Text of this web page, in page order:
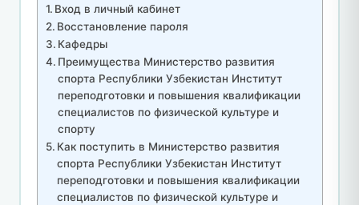
Вход в личный кабинет
Восстановление пароля
Кафедры
Преимущества Министерство развития
спорта Республики Узбекистан Институт
переподготовки и повышения квалификации
специалистов по физической культуре и
спорту
Как поступить в Министерство развития
спорта Республики Узбекистан Институт
переподготовки и повышения квалификации
специалистов по физической культуре и